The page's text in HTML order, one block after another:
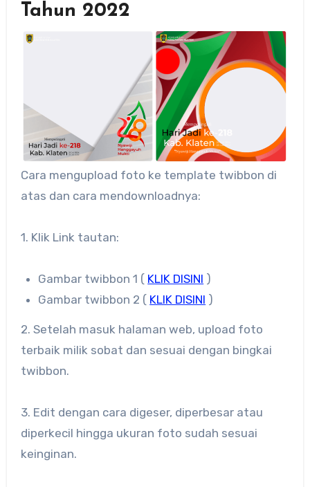
Tahun 2022
Cara mengupload foto ke template twibbon di
atas dan cara mendownloadnya:
1. Klik Link tautan:
Gambar twibbon 1 ( KLIK DISINI )
Gambar twibbon 2 ( KLIK DISINI )
2. Setelah masuk halaman web, upload foto
terbaik milik sobat dan sesuai dengan bingkai
twibbon.
3. Edit dengan cara digeser, diperbesar atau
diperkecil hingga ukuran foto sudah sesuai
keinginan.